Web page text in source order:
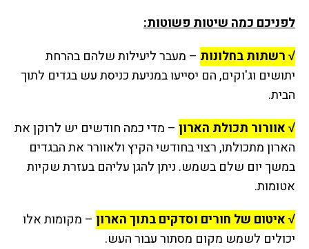
לפניכם כמה שיטות פשוטות:
√ רשתות בחלונות – מעבר ליעילות שלהם בהרחת
יתושים וג'וקים, הם יסייעו במניעת כניסת עש בגדים לתוך
הבית.
√ אוורור תכולת הארון – מדי כמה חודשים יש לרוקן את
הארון מתכולתו, רצוי בחודשי הקיץ ולאוורר את הבגדים
במשך יום שלם בשמש. ניתן להגן עליהם בעזרת שקיות
אטומות.
√ איטום של חורים וסדקים בתוך הארון – מקומות אלו
יכולים לשמש מקום מסתור עבור העש.